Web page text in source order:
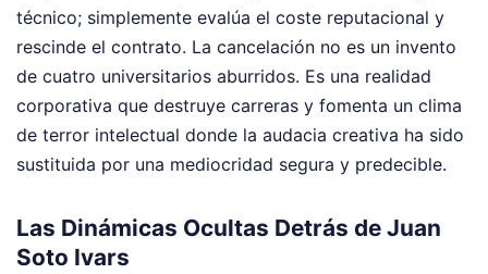
técnico; simplemente evalúa el coste reputacional y
rescinde el contrato. La cancelación no es un invento
de cuatro universitarios aburridos. Es una realidad
corporativa que destruye carreras y fomenta un clima
de terror intelectual donde la audacia creativa ha sido
sustituida por una mediocridad segura y predecible.
Las Dinámicas Ocultas Detrás de Juan
Soto Ivars